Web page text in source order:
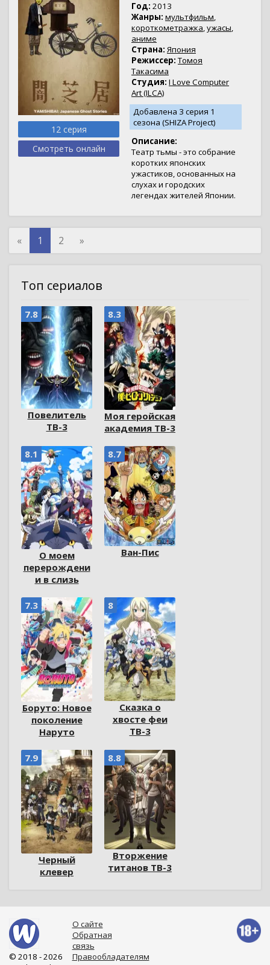
12 серия
Смотреть онлайн
Год: 2013
Жанры: мультфильм,
короткометражка,ужасы,
аниме
Страна: Япония
Режиссер: Томоя
Такасима
Студия: I Love Computer
Art (ILCA)
Добавлена 3 серия 1
сезона (SHIZA Project)
Описание:
Театр тьмы - это собрание
коротких японских
ужастиков, основанных на
слухах и городских
легендах жителей Японии.
« 1 2 »
Топ сериалов
7.8
Повелитель
ТВ-3
8.3
Моя геройская
академия ТВ-3
8.1
О моем
перерождени
и в слизь
8.7
Ван-Пис
7.3
Боруто: Новое
поколение
Наруто
8
Сказка о
хвосте феи
ТВ-3
7.9
Черный
клевер
8.8
Вторжение
титанов ТВ-3
© 2018 - 2026
О сайте
Обратная
связь
Правообладателям